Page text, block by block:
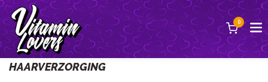
0
Terug
HAARVERZORGING